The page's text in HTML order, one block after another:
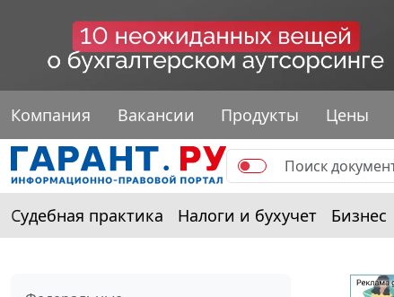
Компания Вакансии Продукты Цены
Судебная практика Налоги и бухучет Бизнес